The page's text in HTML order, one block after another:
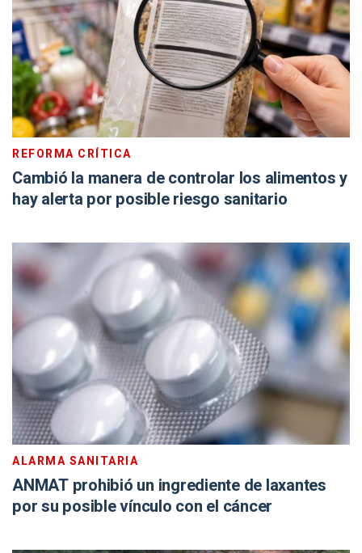
REFORMA CRÍTICA
Cambió la manera de controlar los alimentos y
hay alerta por posible riesgo sanitario
ALARMA SANITARIA
ANMAT prohibió un ingrediente de laxantes
por su posible vínculo con el cáncer